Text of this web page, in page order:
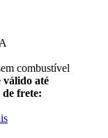
combustível
válido até
de frete: